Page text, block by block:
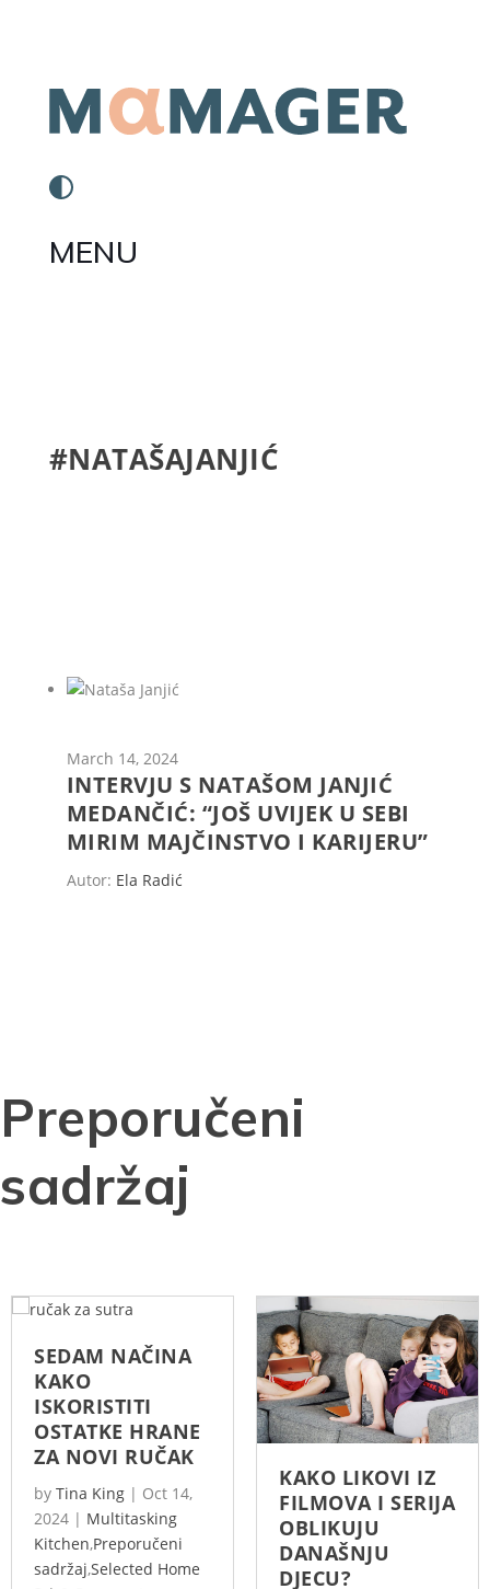
MENU
#NATAŠAJANJIĆ
March 14, 2024
INTERVJU S NATAŠOM JANJIĆ
MEDANČIĆ: “JOŠ UVIJEK U SEBI
MIRIM MAJČINSTVO I KARIJERU”
Autor: Ela Radić
Preporučeni
sadržaj
SEDAM NAČINA
KAKO
ISKORISTITI
OSTATKE HRANE
ZA NOVI RUČAK
by Tina King | Oct 14,
2024 | Multitasking
Kitchen,Preporučeni
sadržaj,Selected Home
KAKO LIKOVI IZ
FILMOVA I SERIJA
OBLIKUJU
DANAŠNJU
DJECU?